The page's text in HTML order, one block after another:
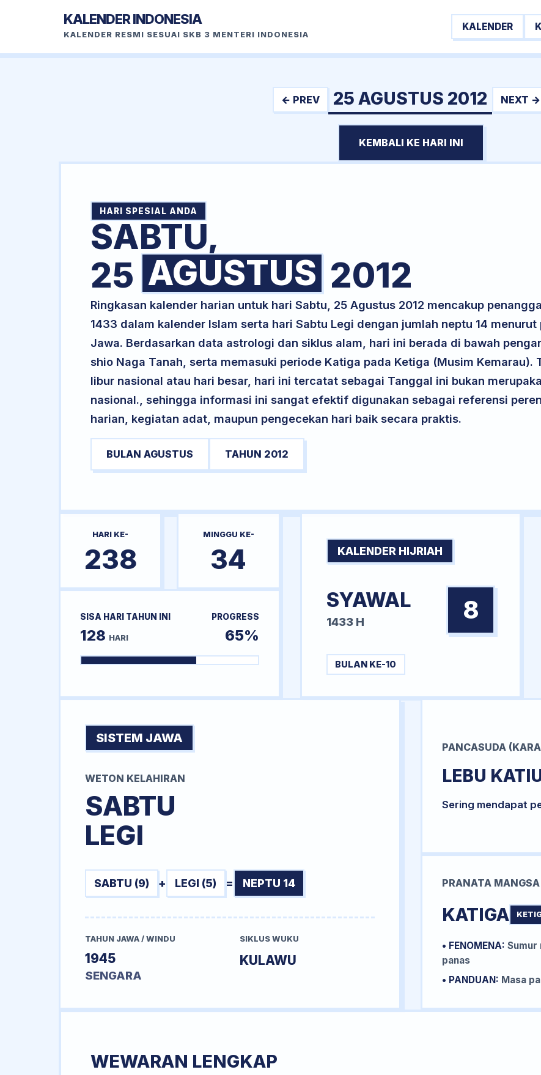
KALENDER INDONESIA
KALENDER RESMI SESUAI SKB 3 MENTERI INDONESIA
KALENDER
← PREV 25 AGUSTUS 2012 NEXT →
KEMBALI KE HARI INI
HARI SPESIAL ANDA
SABTU,
25 AGUSTUS 2012
Ringkasan kalender harian untuk hari Sabtu, 25 Agustus 2012 mencakup
1433 dalam kalender Islam serta hari Sabtu Legi dengan jumlah neptu 14 menurut
Jawa. Berdasarkan data astrologi dan siklus alam, hari ini berada di bawah
shio Naga Tanah, serta memasuki periode Katiga pada Ketiga (Musim Kemarau).
libur nasional atau hari besar, hari ini tercatat sebagai Tanggal ini bukan
nasional., sehingga informasi ini sangat efektif digunakan sebagai referensi
harian, kegiatan adat, maupun pengecekan hari baik secara praktis.
BULAN AGUSTUS TAHUN 2012
HARI KE-
238
MINGGU KE-
34
SISA HARI TAHUN INI
128 HARI
PROGRESS
65%
KALENDER HIJRIAH
SYAWAL
1433 H 8
BULAN KE-10
SISTEM JAWA
WETON KELAHIRAN
SABTU
LEGI
SABTU (9) + LEGI (5) = NEPTU 14
TAHUN JAWA / WINDU
1945
SENGARA
SIKLUS WUKU
KULAWU
PANCASUDA
LEBU
Sering mendapat
PRANATA
KATIGA
• FENOMENA: Sumur
panas
• PANDUAN: Masa
WEWARAN LENGKAP